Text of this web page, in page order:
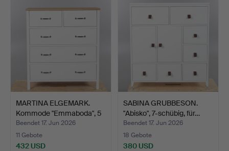
MARTINA ELGEMARK.
Kommode "Emmaboda", 5
Sc…
Beendet 17. Jun 2026
11 Gebote
432 USD
SABINA GRUBBESON.
"Abisko", 7-schübig, für…
Beendet 17. Jun 2026
18 Gebote
380 USD